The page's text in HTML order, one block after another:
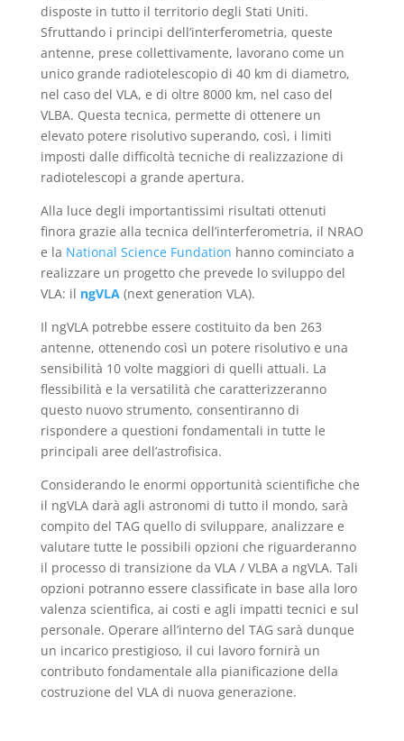
disposte in tutto il territorio degli Stati Uniti.
Sfruttando i principi dell’interferometria, queste
antenne, prese collettivamente, lavorano come un
unico grande radiotelescopio di 40 km di diametro,
nel caso del VLA, e di oltre 8000 km, nel caso del
VLBA. Questa tecnica, permette di ottenere un
elevato potere risolutivo superando, così, i limiti
imposti dalle difficoltà tecniche di realizzazione di
radiotelescopi a grande apertura.
Alla luce degli importantissimi risultati ottenuti
finora grazie alla tecnica dell’interferometria, il NRAO
e la National Science Fundation hanno cominciato a
realizzare un progetto che prevede lo sviluppo del
VLA: il ngVLA(next generation VLA).
Il ngVLA potrebbe essere costituito da ben 263
antenne, ottenendo così un potere risolutivo e una
sensibilità 10 volte maggiori di quelli attuali. La
flessibilità e la versatilità che caratterizzeranno
questo nuovo strumento, consentiranno di
rispondere a questioni fondamentali in tutte le
principali aree dell’astrofisica.
Considerando le enormi opportunità scientifiche che
il ngVLA darà agli astronomi di tutto il mondo, sarà
compito del TAG quello di sviluppare, analizzare e
valutare tutte le possibili opzioni che riguarderanno
il processo di transizione da VLA / VLBA a ngVLA. Tali
opzioni potranno essere classificate in base alla loro
valenza scientifica, ai costi e agli impatti tecnici e sul
personale. Operare all’interno del TAG sarà dunque
un incarico prestigioso, il cui lavoro fornirà un
contributo fondamentale alla pianificazione della
costruzione del VLA di nuova generazione.